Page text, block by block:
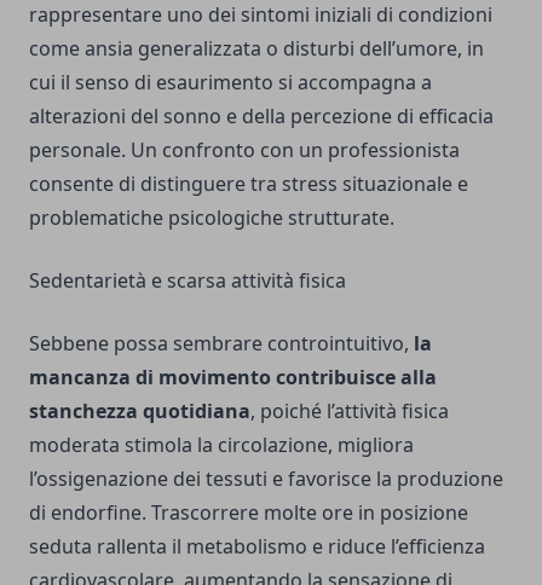
rappresentare uno dei sintomi iniziali di condizioni
come ansia generalizzata o disturbi dell’umore, in
cui il senso di esaurimento si accompagna a
alterazioni del sonno e della percezione di efficacia
personale. Un confronto con un professionista
consente di distinguere tra stress situazionale e
problematiche psicologiche strutturate.
Sedentarietà e scarsa attività fisica
Sebbene possa sembrare controintuitivo, la
mancanza di movimento contribuisce alla
stanchezza quotidiana, poiché l’attività fisica
moderata stimola la circolazione, migliora
l’ossigenazione dei tessuti e favorisce la produzione
di endorfine. Trascorrere molte ore in posizione
seduta rallenta il metabolismo e riduce l’efficienza